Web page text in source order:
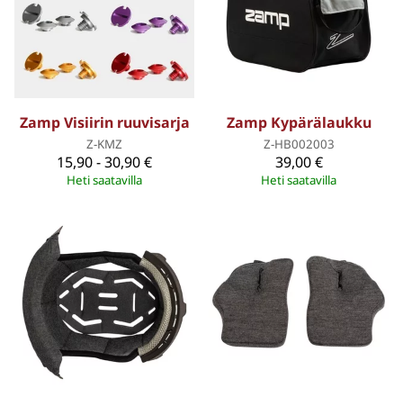
Zamp Visiirin ruuvisarja
Z-KMZ
15,90 - 30,90 €
Heti saatavilla
Zamp Kypärälaukku
Z-HB002003
39,00 €
Heti saatavilla